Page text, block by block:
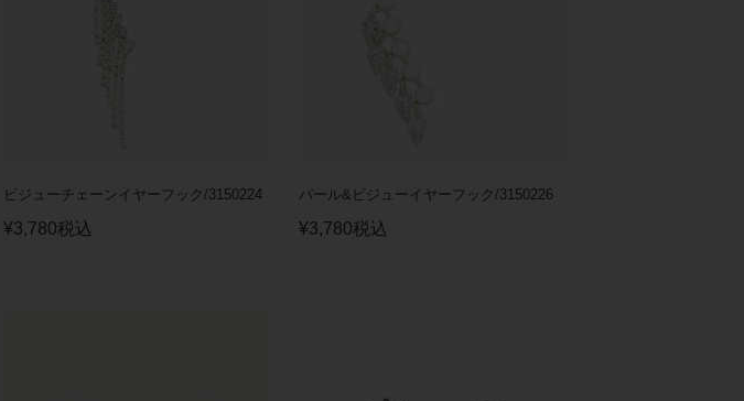
ビジューチェーンイヤーフック/3150224
¥3,780税込
パール&ビジューイヤーフック/3150226
¥3,780税込